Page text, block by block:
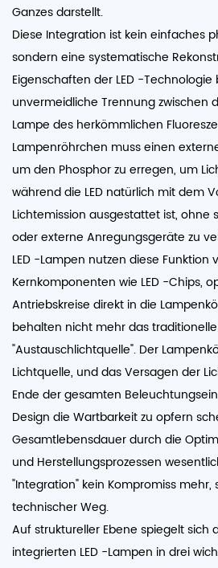
Ganzes darstellt.
Diese Integration ist kein einfaches
sondern eine systematische
Eigenschaften der LED -Technologie
unvermeidliche Trennung zwischen
Lampe des herkömmlichen
Lampenröhrchen muss einen
um den Phosphor zu erregen, um
während die LED natürlich mit dem
Lichtemission ausgestattet ist, ohne
oder externe Anregungsgeräte zu
LED -Lampen nutzen diese Funktion
Kernkomponenten wie LED -Chips,
Antriebskreise direkt in die
behalten nicht mehr das
"Austauschlichtquelle". Der
Lichtquelle, und das Versagen der
Ende der gesamten
Design die Wartbarkeit zu opfern
Gesamtlebensdauer durch die
und Herstellungsprozessen
"Integration" kein Kompromiss
technischer Weg.
Auf struktureller Ebene spiegelt sich
integrierten LED -Lampen in drei